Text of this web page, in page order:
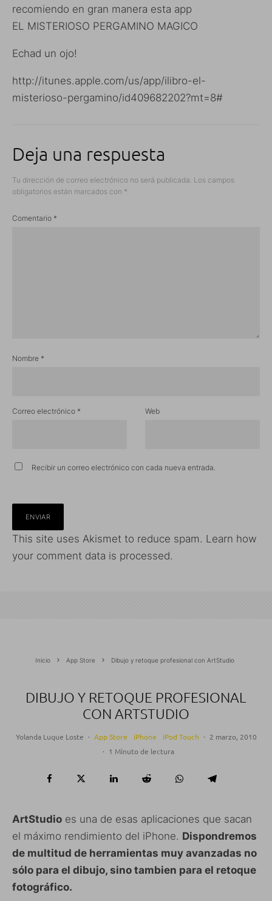
recomiendo en gran manera esta app
EL MISTERIOSO PERGAMINO MAGICO
Echad un ojo!
http://itunes.apple.com/us/app/ilibro-el-
misterioso-pergamino/id409682202?mt=8#
Deja una respuesta
Tu dirección de correo electrónico no será publicada. Los campos
obligatorios están marcados con *
Comentario *
Nombre *
Correo electrónico * Web
Recibir un correo electrónico con cada nueva entrada.
This site uses Akismet to reduce spam. Learn how
your comment data is processed.
Inicio App Store Dibujo y retoque profesional con ArtStudio
DIBUJO Y RETOQUE PROFESIONAL
CON ARTSTUDIO
Yolanda Luque Loste · App Store iPhone iPod Touch · 2 marzo, 2010
· 1 Minuto de lectura
ArtStudio es una de esas aplicaciones que sacan
el máximo rendimiento del iPhone. Dispondremos
de multitud de herramientas muy avanzadas no
sólo para el dibujo, sino tambien para el retoque
fotográfico.